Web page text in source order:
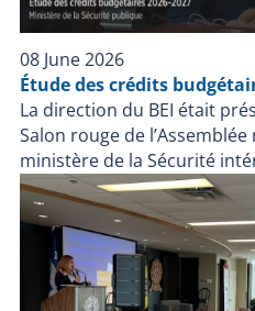
08 June 2026
Étude des crédits
La direction du BEI était
Salon rouge de
ministère de la Sécurité